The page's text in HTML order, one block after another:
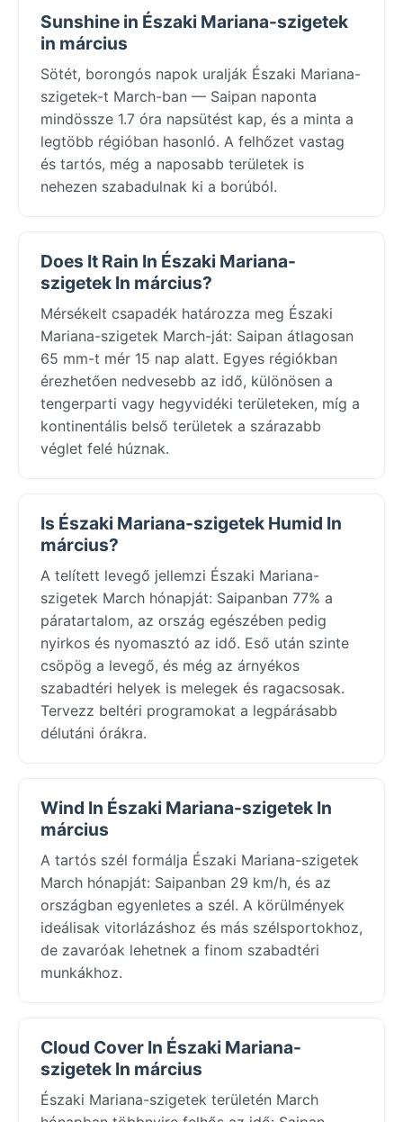
Sunshine in Északi Mariana-szigetek
in március
Sötét, borongós napok uralják Északi Mariana-
szigetek-t March-ban — Saipan naponta
mindössze 1.7 óra napsütést kap, és a minta a
legtöbb régióban hasonló. A felhőzet vastag
és tartós, még a naposabb területek is
nehezen szabadulnak ki a borúból.
Does It Rain In Északi Mariana-
szigetek In március?
Mérsékelt csapadék határozza meg Északi
Mariana-szigetek March-ját: Saipan átlagosan
65 mm-t mér 15 nap alatt. Egyes régiókban
érezhetően nedvesebb az idő, különösen a
tengerparti vagy hegyvidéki területeken, míg a
kontinentális belső területek a szárazabb
véglet felé húznak.
Is Északi Mariana-szigetek Humid In
március?
A telített levegő jellemzi Északi Mariana-
szigetek March hónapját: Saipanban 77% a
páratartalom, az ország egészében pedig
nyirkos és nyomasztó az idő. Eső után szinte
csöpög a levegő, és még az árnyékos
szabadtéri helyek is melegek és ragacsosak.
Tervezz beltéri programokat a legpárásabb
délutáni órákra.
Wind In Északi Mariana-szigetek In
március
A tartós szél formálja Északi Mariana-szigetek
March hónapját: Saipanban 29 km/h, és az
országban egyenletes a szél. A körülmények
ideálisak vitorlázáshoz és más szélsportokhoz,
de zavaróak lehetnek a finom szabadtéri
munkákhoz.
Cloud Cover In Északi Mariana-
szigetek In március
Északi Mariana-szigetek területén March